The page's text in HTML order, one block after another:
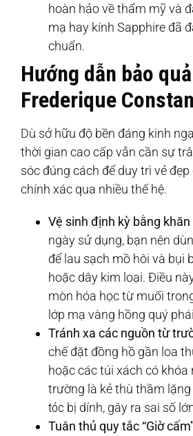
hoàn hảo về thẩm mỹ và
mạ hay kính Sapphire đã
chuẩn.
Hướng dẫn bảo
Frederique
Dù sở hữu độ bền đáng kinh
thời gian cao cấp vẫn cần sự
sóc đúng cách để duy trì vẻ
chính xác qua nhiều thế hệ.
Vệ sinh định kỳ bằng khăn
ngày sử dụng, bạn nên
để lau sạch mồ hôi và bụi
hoặc dây kim loại. Điều
mòn hóa học từ muối
lớp mạ vàng hồng quý
Tránh xa các nguồn từ
chế đặt đồng hồ gần loa
hoặc các túi xách có
trường là kẻ thù thầm
tóc bị dính, gây ra sai số
Tuân thủ quy tắc “Giờ